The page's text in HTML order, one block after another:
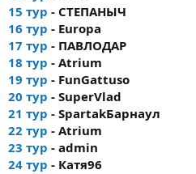
15 тур - СТЕПАНЫЧ
16 тур - Europa
17 тур - ПАВЛОДАР
18 тур - Atrium
19 тур - FunGattuso
20 тур - SuperVlad
21 тур - SpartakБарнаул
22 тур - Atrium
23 тур - admin
24 тур - Катя96